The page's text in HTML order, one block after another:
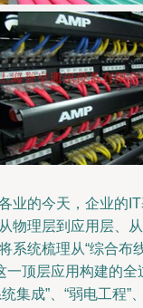
业的今天，企业的
物理层到应用层、
系统梳理从“综合布
一顶层应用构建的全
集成”、“弱电工程”